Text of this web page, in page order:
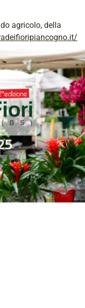
agricolo, della